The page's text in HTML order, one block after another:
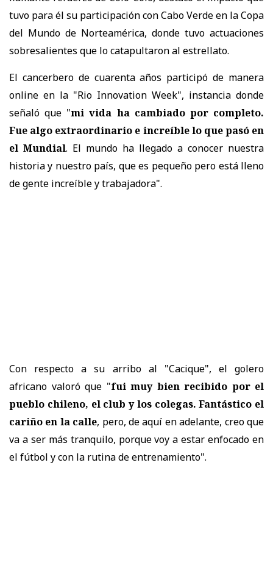
tuvo para él su participación con Cabo Verde en la Copa
del Mundo de Norteamérica, donde tuvo actuaciones
sobresalientes que lo catapultaron al estrellato.
El cancerbero de cuarenta años participó de manera
online en la "Rio Innovation Week", instancia donde
señaló que "mi vida ha cambiado por completo.
Fue algo extraordinario e increíble lo que pasó en
el Mundial. El mundo ha llegado a conocer nuestra
historia y nuestro país, que es pequeño pero está lleno
de gente increíble y trabajadora".
Con respecto a su arribo al "Cacique", el golero
africano valoró que "fui muy bien recibido por el
pueblo chileno, el club y los colegas. Fantástico el
cariño en la calle, pero, de aquí en adelante, creo que
va a ser más tranquilo, porque voy a estar enfocado en
el fútbol y con la rutina de entrenamiento".